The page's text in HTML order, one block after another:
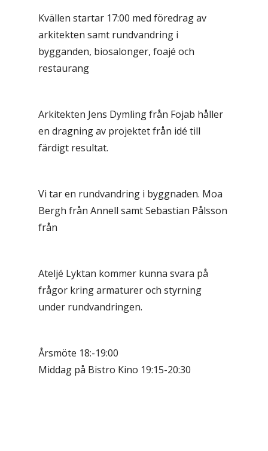
Kvällen startar 17:00 med föredrag av
arkitekten samt rundvandring i
bygganden, biosalonger, foajé och
restaurang
Arkitekten Jens Dymling från Fojab håller
en dragning av projektet från idé till
färdigt resultat.
Vi tar en rundvandring i byggnaden. Moa
Bergh från Annell samt Sebastian Pålsson
från
Ateljé Lyktan kommer kunna svara på
frågor kring armaturer och styrning
under rundvandringen.
Årsmöte 18:-19:00
Middag på Bistro Kino 19:15-20:30